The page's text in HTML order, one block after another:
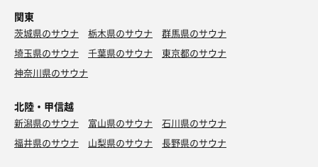
関東
茨城県のサウナ 栃木県のサウナ
群馬県のサウナ
埼玉県のサウナ
千葉県のサウナ
東京都のサウナ
神奈川県のサウナ
北陸・甲信越
新潟県のサウナ 富山県のサウナ
石川県のサウナ
福井県のサウナ
山梨県のサウナ 長野県のサウナ